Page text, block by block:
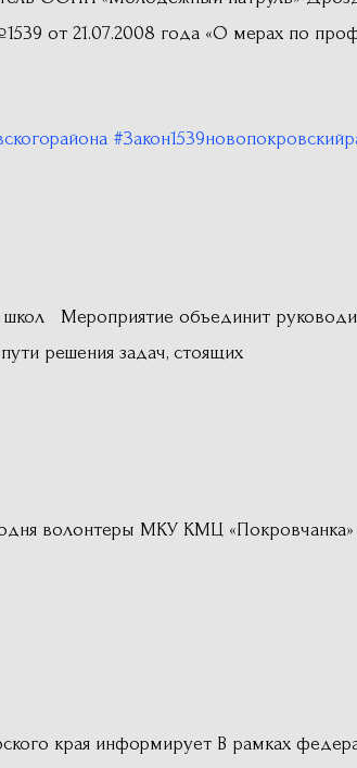
от 21.07.2008 года «О мерах по
Мероприятие объединит
решения задач, стоящих
волонтеры МКУ КМЦ
края информирует В рамках